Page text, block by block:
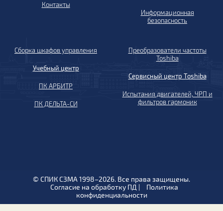
Контакты
Информационная
безопасность
Сборка шкафов управления
Учебный центр
ПК АРБИТР
ПК ДЕЛЬТА-СИ
Преобразователи частоты
Toshiba
Сервисный центр Toshiba
Испытания двигателей, ЧРП и
фильтров гармоник
© СПИК СЗМА 1998–2026. Все права защищены.
Согласие на обработку ПД |
Политика
конфиденциальности